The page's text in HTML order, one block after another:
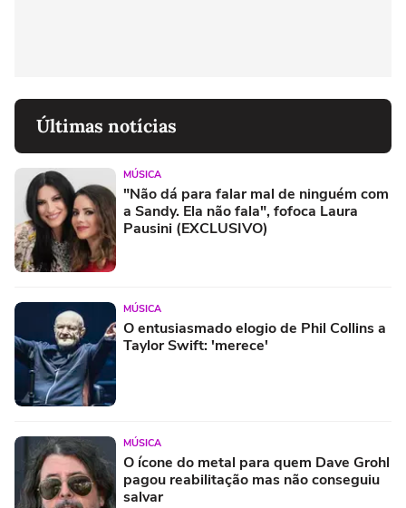
Últimas notícias
MÚSICA
"Não dá para falar mal de ninguém com
a Sandy. Ela não fala", fofoca Laura
Pausini (EXCLUSIVO)
MÚSICA
O entusiasmado elogio de Phil Collins a
Taylor Swift: 'merece'
MÚSICA
O ícone do metal para quem Dave Grohl
pagou reabilitação mas não conseguiu
salvar